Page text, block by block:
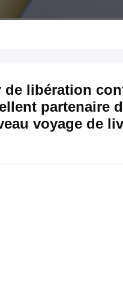
de libération
partenaire
voyage de